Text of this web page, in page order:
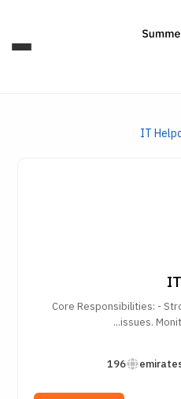
IT
Core Responsibilities: -
issues.
196